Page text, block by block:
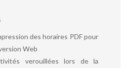
des horaires PDF pour
Web
verouillées lors de la